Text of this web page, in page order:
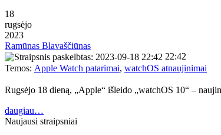
18
rugsėjo
2023
Ramūnas Blavaščiūnas
22:42
Temos: Apple Watch patarimai, watchOS atnaujinimai
Rugsėjo 18 dieną, „Apple“ išleido „watchOS 10“ –
daugiau…
Naujausi straipsniai